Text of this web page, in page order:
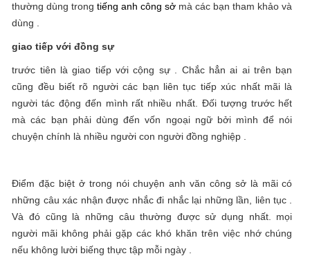
thường dùng trongtiếng anh công sở mà các bạn tham khảo và
dùng .
giao tiếp với đồng sự
trước tiên là giao tiếp với cộng sự . Chắc hẳn ai ai trên bạn
cũng đều biết rõ người các bạn liên tục tiếp xúc nhất mãi là
người tác động đến mình rất nhiều nhất. Đối tượng trước hết
mà các bạn phải dùng đến vốn ngoại ngữ bởi mình để nói
chuyện chính là nhiều người con người đồng nghiệp .
Điểm đặc biệt ở trong nói chuyện anh văn công sở là mãi có
những câu xác nhận được nhắc đi nhắc lại những lần, liên tục .
Và đó cũng là những câu thường được sử dụng nhất. mọi
người mãi không phải gặp các khó khăn trên việc nhớ chúng
nếu không lười biếng thực tập mỗi ngày .